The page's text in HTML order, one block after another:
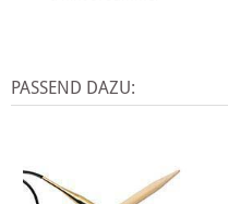
PASSEND DAZU: